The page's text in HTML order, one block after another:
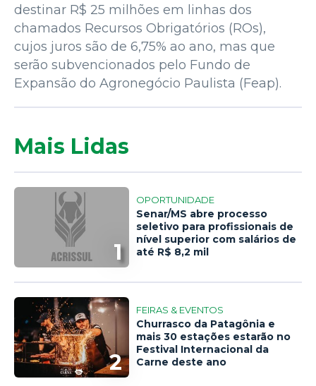
destinar R$ 25 milhões em linhas dos
chamados Recursos Obrigatórios (ROs),
cujos juros são de 6,75% ao ano, mas que
serão subvencionados pelo Fundo de
Expansão do Agronegócio Paulista (Feap).
Mais Lidas
1
OPORTUNIDADE
Senar/MS abre processo
seletivo para profissionais de
nível superior com salários de
até R$ 8,2 mil
2
FEIRAS & EVENTOS
Churrasco da Patagônia e
mais 30 estações estarão no
Festival Internacional da
Carne deste ano